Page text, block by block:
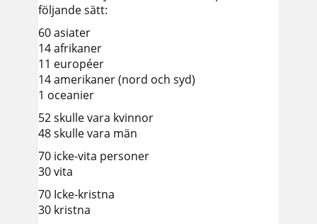
följande sätt:
60 asiater
14 afrikaner
11 européer
14 amerikaner (nord och syd)
1 oceanier
52 skulle vara kvinnor
48 skulle vara män
70 icke-vita personer
30 vita
70 Icke-kristna
30 kristna